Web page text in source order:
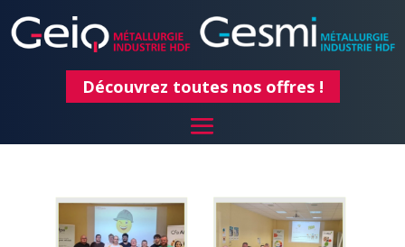
Découvrez toutes nos offres !